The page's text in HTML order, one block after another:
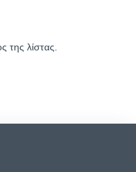
της λίστας.